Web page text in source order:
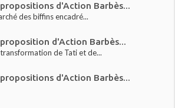
d'Action Barbès...
des biffins encadré...
d'Action Barbès...
transformation de Tati et de...
d'Action Barbès...